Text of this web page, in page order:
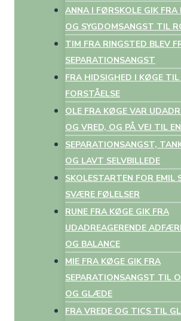
ANNA I FØRSKOLE GIK FRA
OG SYGDOMSANGST TIL
TIM FRA RINGSTED BLEV
SEPARATIONSANGST
FRA HIDSIGHED I KØGE
FORSTÅELSE
OLE FRA KØGE VAR
OG VRED, OG PÅ VEJ TIL
SEPARATIONSANGST,
OG LAVT SELVBILLEDE
SKOLESTARTEN FOR EMIL
SVÆRE FØLELSER
RUNE FRA KØGE GIK FRA
UDADREAGERENDE
OG BALANCE
MIE FRA KØGE GIK FRA
SEPARATIONSANGST TIL
OG GLÆDE
FRA VREDE OG TICS TIL